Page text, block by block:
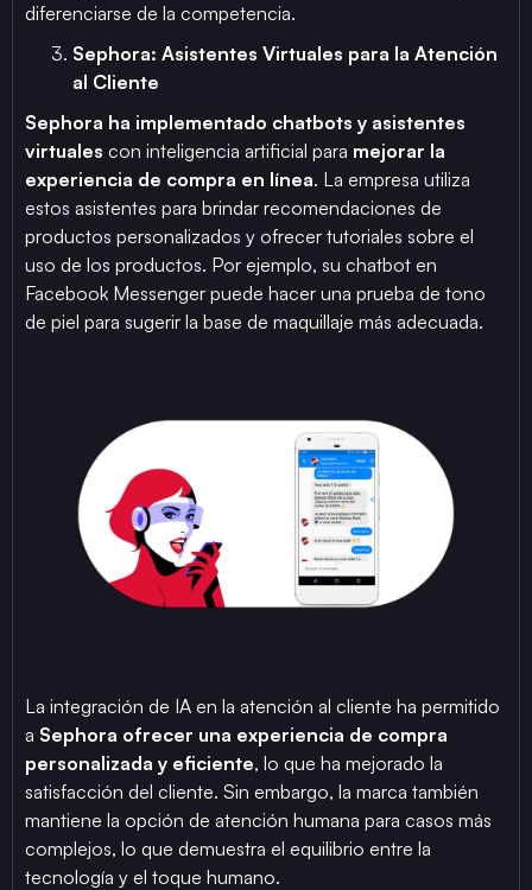
diferenciarse de la competencia.
Sephora: Asistentes Virtuales para la Atención
al Cliente
Sephora ha implementado chatbots y asistentes
virtuales con inteligencia artificial para mejorar la
experiencia de compra en línea. La empresa utiliza
estos asistentes para brindar recomendaciones de
productos personalizados y ofrecer tutoriales sobre el
uso de los productos. Por ejemplo, su chatbot en
Facebook Messenger puede hacer una prueba de tono
de piel para sugerir la base de maquillaje más adecuada.
La integración de IA en la atención al cliente ha permitido
a Sephora ofrecer una experiencia de compra
personalizada y eficiente, lo que ha mejorado la
satisfacción del cliente. Sin embargo, la marca también
mantiene la opción de atención humana para casos más
complejos, lo que demuestra el equilibrio entre la
tecnología y el toque humano.